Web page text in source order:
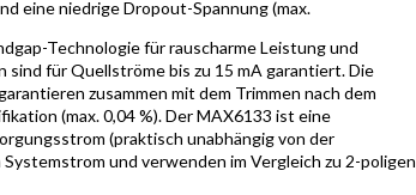
eine niedrige Dropout-Spannung (max.
Technologie für rauscharme Leistung und
für Quellströme bis zu 15 mA garantiert. Die
zusammen mit dem Trimmen nach dem
(max. 0,04 %). Der MAX6133 ist eine
(praktisch unabhängig von der
und verwenden im Vergleich zu 2-poligen